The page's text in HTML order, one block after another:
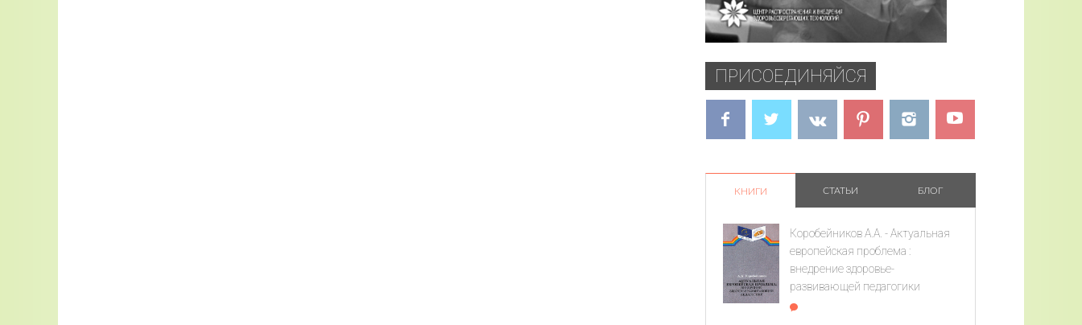
ПРИСОЕДИНЯЙСЯ
КНИГИ СТАТЬИ БЛОГ
Коробейников А.А. - Актуальная
европейская проблема :
внедрение здоровье­
развивающей педагогики